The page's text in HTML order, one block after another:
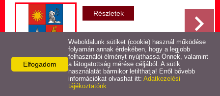
Egészségügyi ellátás
Egyéb szolgáltatások
Látnivalók
Részletek
Vissza az előző oldalra!
Elfogadom
Weboldalunk sütiket (cookie) használ működése
folyamán annak érdekében, hogy a legjobb
felhasználói élményt nyújthassa Önnek, valamint
a látogatottság mérése céljából. A sütik
használatát bármikor letilthatja! Erről bővebb
információkat olvashat itt: Adatkezelési
tájékoztatónk